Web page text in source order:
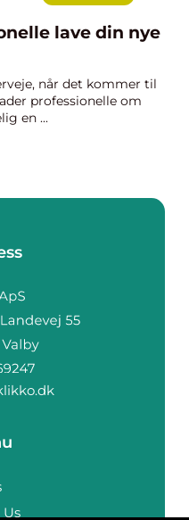
lave din nye
når det kommer til
professionelle om
en ...